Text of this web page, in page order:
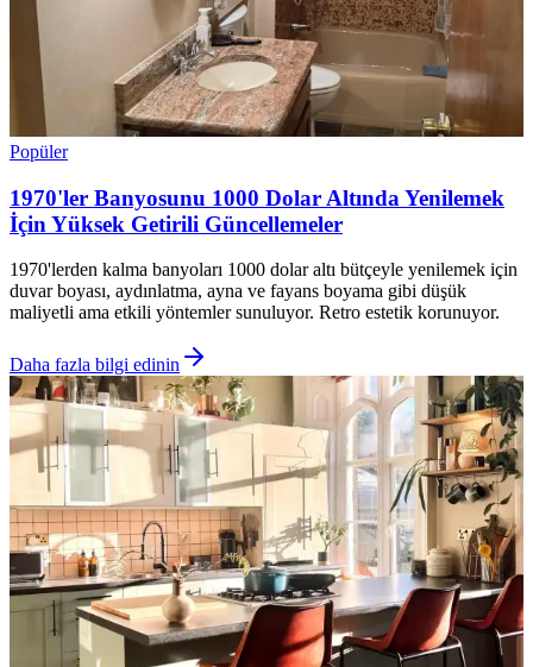
Popüler
1970'ler Banyosunu 1000 Dolar Altında Yenilemek
İçin Yüksek Getirili Güncellemeler
1970'lerden kalma banyoları 1000 dolar altı bütçeyle yenilemek için
duvar boyası, aydınlatma, ayna ve fayans boyama gibi düşük
maliyetli ama etkili yöntemler sunuluyor. Retro estetik korunuyor.
Daha fazla bilgi edinin